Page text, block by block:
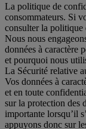
La politique de
consommateurs. Si
consulter la
Nous nous
données à caractère
et pourquoi nous
La Sécurité relative
Vos données à
et en toute
sur la protection des
importante lorsqu’il
appuyons donc sur